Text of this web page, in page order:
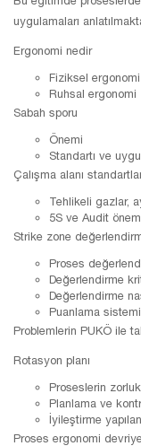
uygulamaları
Ergonomi nedir
Fiziksel ergonomi
Ruhsal ergonomi
Sabah sporu
Önemi
Standartı ve
Çalışma alanı
Tehlikeli gazlar,
5S ve Audit
Strike zone
Proses
Değerlendirme
Değerlendirme
Puanlama
Problemlerin PUKÖ ile
Rotasyon planı
Proseslerin
Planlama ve
İyileştirme
Proses ergonomi